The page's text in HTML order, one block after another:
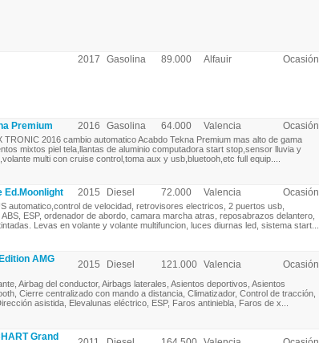
2017 Gasolina 89.000 Alfauir Ocasión
Premium 2016 Gasolina 64.000 Valencia Ocasión
TRONIC 2016 cambio automatico Acabdo Tekna Premium mas alto de gama
mixtos piel tela,llantas de aluminio computadora start stop,sensor lluvia y
multi con cruise control,toma aux y usb,bluetooh,etc full equip....
Ed.Moonlight 2015 Diesel 72.000 Valencia Ocasión
automatico,control de velocidad, retrovisores electricos, 2 puertos usb,
ESP, ordenador de abordo, camara marcha atras, reposabrazos delantero,
Levas en volante y volante multifuncion, luces diurnas led, sistema start...
AMG
2015 Diesel 121.000 Valencia Ocasión
Airbag del conductor, Airbags laterales, Asientos deportivos, Asientos
Cierre centralizado con mando a distancia, Climatizador, Control de tracción,
asistida, Elevalunas eléctrico, ESP, Faros antiniebla, Faros de x...
Grand